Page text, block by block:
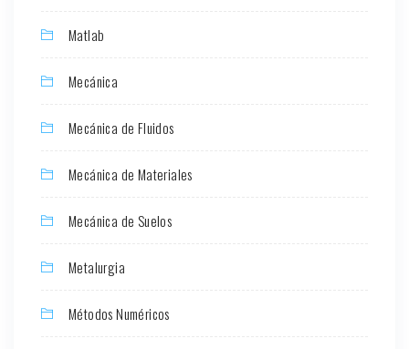
Matlab
Mecánica
Mecánica de Fluidos
Mecánica de Materiales
Mecánica de Suelos
Metalurgia
Métodos Numéricos